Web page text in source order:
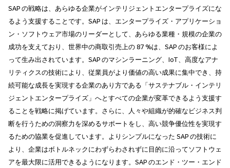
SAP の戦略は、あらゆる企業がインテリジェントエンタープライズにな
るよう支援することです。SAP は、エンタープライズ・アプリケーショ
ン・ソフトウェア市場のリーダーとして、あらゆる業種・規模の企業の
成功を支えており、世界中の商取引売上の 87 %は、SAP のお客様によ
って生み出されています。SAP のマシンラーニング、IoT、高度なアナ
リティクスの技術により、従業員がより価値の高い成果に集中でき、持
続可能な成長を実現する企業のあり方である「サステナブル・インテリ
ジェントエンタープライズ」へとすべての企業が変革できるよう支援す
ることを戦略に掲げています。さらに、人々や組織が的確なビジネス判
断を行うための洞察力を深めるサポートをし、高い競争優位性を実現す
るための協業を促進しています。よりシンプルになった SAP の技術に
より、企業はボトルネックにわずらわされずに目的に沿ってソフトウェ
アを最大限に活用できるようになります。SAP のエンド・ツー・エンド